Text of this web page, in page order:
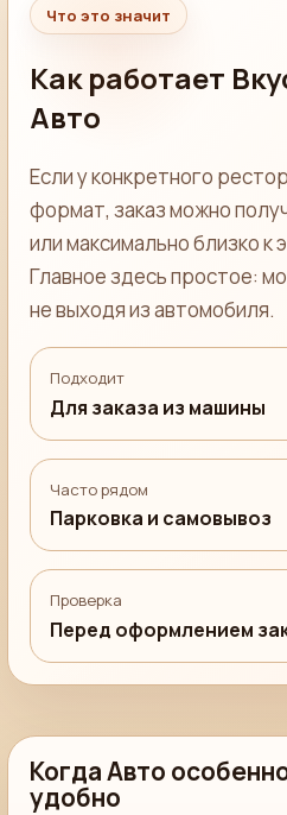
Что это значит
Как работает
Авто
Если у конкретного
формат, заказ можно
или максимально близко к
Главное здесь простое:
не выходя из автомобиля.
Подходит
Для заказа из машины
Часто рядом
Парковка и самовывоз
Проверка
Перед оформлением
Когда Авто
удобно